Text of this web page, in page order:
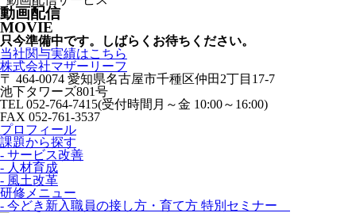
動画配信
MOVIE
只今準備中です。しばらくお待ちください。
当社関与実績はこちら
株式会社マザーリーフ
〒 464-0074 愛知県名古屋市千種区仲田2丁目17-7
池下タワーズ801号
TEL 052-764-7415(受付時間月～金 10:00～16:00)
FAX 052-761-3537
プロフィール
課題から探す
- サービス改善
- 人材育成
- 風土改革
研修メニュー
- 今どき新入職員の接し方・育て方 特別セミナー